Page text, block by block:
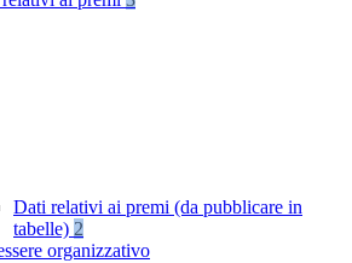
Dati relativi ai premi (da pubblicare in
tabelle) 2
organizzativo